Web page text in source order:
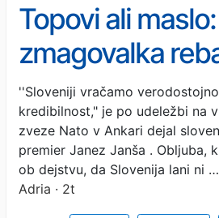
Topovi ali
zmagovalka
proračuna – kaj
za
''Sloveniji vračamo
kredibilnost," je po udeležbi na
zveze Nato v Ankari dejal
premier Janez Janša . Obljuba,
ob dejstvu, da Slovenija lani ni …
Adria · 2t